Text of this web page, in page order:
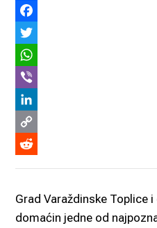
Grad Varaždinske Toplice
domaćin jedne od